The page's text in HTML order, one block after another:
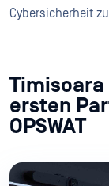
Cybersicherheit
ersten
OPSWAT